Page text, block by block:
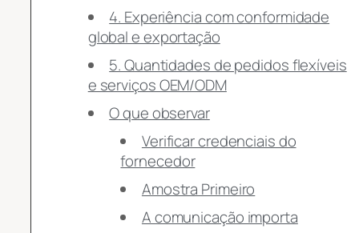
4. Experiência com conformidade
global e exportação
5. Quantidades de pedidos flexíveis
e serviços OEM/ODM
O que observar
Verificar credenciais do
fornecedor
Amostra Primeiro
A comunicação importa